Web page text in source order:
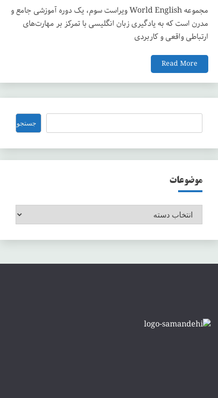
مجموعه World English ویراست سوم، یک دوره آموزشی جامع و
مدرن است که به یادگیری زبان انگلیسی با تمرکز بر مهارت‌های
ارتباطی واقعی و کاربردی
Read More
جستجو جستجو
موضوعات
موضوعات